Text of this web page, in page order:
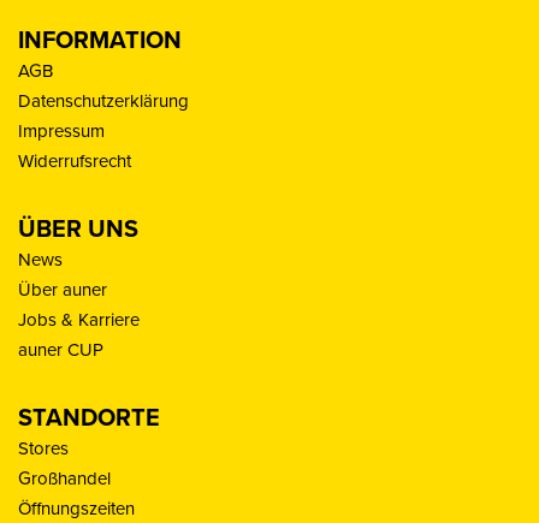
INFORMATION
AGB
Datenschutzerklärung
Impressum
Widerrufsrecht
ÜBER UNS
News
Über auner
Jobs & Karriere
auner CUP
STANDORTE
Stores
Großhandel
Öffnungszeiten